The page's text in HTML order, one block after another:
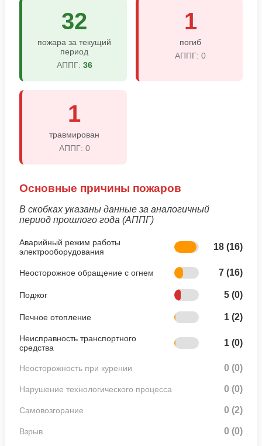
32
пожара за текущий
период
АППГ: 36
1
погиб
АППГ: 0
1
травмирован
АППГ: 0
Основные причины пожаров
В скобках указаны данные за аналогичный
период прошлого года (АППГ)
Аварийный режим работы
электрооборудования
18 (16)
Неосторожное обращение с огнем 7 (16)
Поджог 5 (0)
Печное отопление 1 (2)
Неисправность транспортного
средства
1 (0)
Неосторожность при курении 0 (0)
Нарушение технологического процесса 0 (0)
Самовозгорание 0 (2)
Взрыв 0 (0)